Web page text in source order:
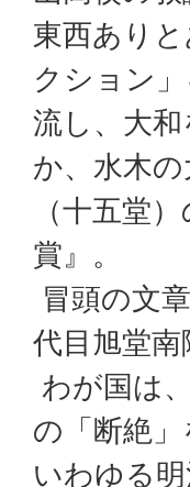
東西あり
クション
流し、大
か、水木
（十五堂
賞』。
冒頭の文
代目旭堂
わが国は
の「断絶」
いわゆる